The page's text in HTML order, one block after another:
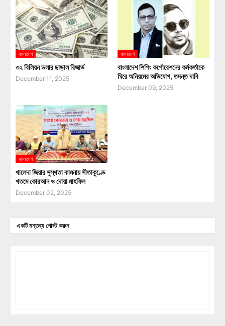
বাংলাদেশ
৩২ বিলিয়ন ডলার ছাড়াল রিজার্ভ
December 11, 2025
বাংলাদেশ
বাংলাদেশ শিপিং কর্পোরেশনের কর্মকর্তাকে
ঘিরে অনিয়মের অভিযোগ, তদন্ত দাবি
December 09, 2025
বাংলাদেশ
খালেদা জিয়ার সুস্থতা কামনায় সীতাকুণ্ডে
খতমে কোরআন ও দোয়া মাহফিল
December 02, 2025
একটি মন্তব্য পোস্ট করুন